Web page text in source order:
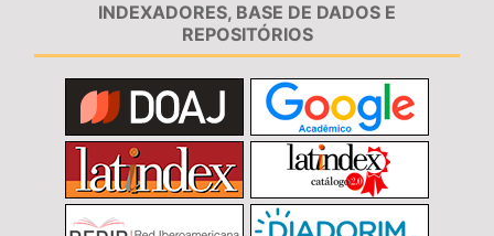
INDEXADORES, BASE DE DADOS E
REPOSITÓRIOS